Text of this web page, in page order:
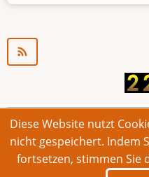
© 2026 Bonner
Footer
Impressum Kontakt
Diese Website nutzt
nicht gespeichert. Indem
fortsetzen, stimmen Sie